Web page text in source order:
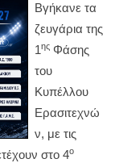
Βγήκανε τα
ζευγάρια της
1ης Φάσης
του
Κυπέλλου
Ερασιτεχνώ
ν, με τις
στο 4ο